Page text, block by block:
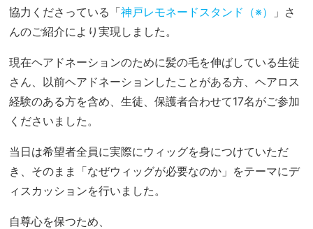
協力くださっている「神戸レモネードスタンド（※）
」さ
んのご紹介により実現しました。
現在ヘアドネーションのために髪の毛を伸ばしている生徒
さん、以前ヘアドネーションしたことがある方、ヘアロス
経験のある方を含め、生徒、保護者合わせて17名がご参加
くださいました。
当日は希望者全員に実際にウィッグを身につけていただ
き、そのまま「なぜウィッグが必要なのか」をテーマにデ
ィスカッションを行いました。
自尊心を保つため、